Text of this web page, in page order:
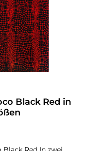
Black Red in